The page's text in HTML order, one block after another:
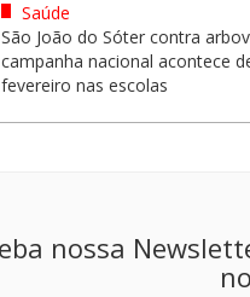
Saúde
São João do Sóter contra
campanha nacional acontece
fevereiro nas escolas
nossa